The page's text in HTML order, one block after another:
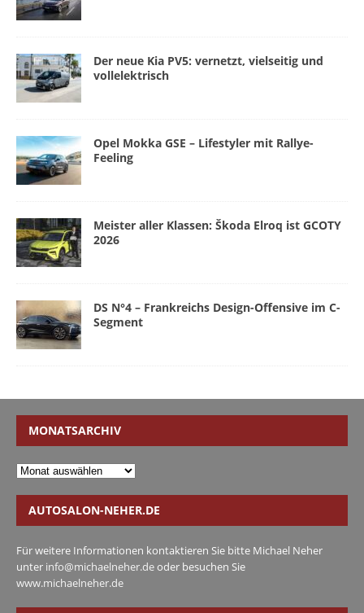
Der neue Kia PV5: vernetzt, vielseitig und
vollelektrisch
Opel Mokka GSE – Lifestyler mit Rallye-
Feeling
Meister aller Klassen: Škoda Elroq ist GCOTY
2026
DS N°4 – Frankreichs Design-Offensive im C-
Segment
MONATSARCHIV
AUTOSALON-NEHER.DE
Für weitere Informationen kontaktieren Sie bitte Michael Neher
unter info@michaelneher.deoder besuchen Sie
www.michaelneher.de